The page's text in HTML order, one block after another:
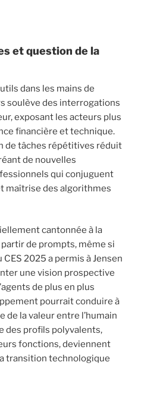
et question de la
dans les mains de
soulève des interrogations
exposant les acteurs plus
financière et technique.
de tâches répétitives réduit
de nouvelles
qui conjuguent
maîtrise des algorithmes
cantonnée à la
de prompts, même si
2025 a permis à Jensen
une vision prospective
de plus en plus
pourrait conduire à
la valeur entre l’humain
des profils polyvalents,
fonctions, deviennent
transition technologique